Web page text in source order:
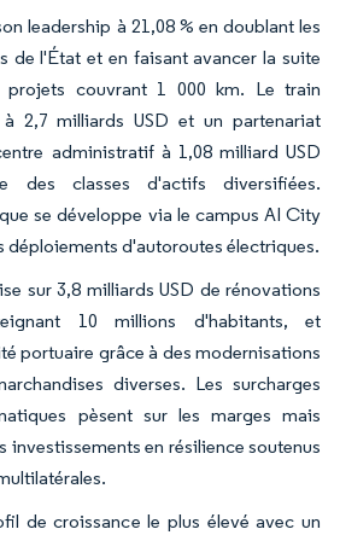
leadership à 21,08 % en doublant les
de l'État et en faisant avancer la suite
couvrant 1 000 km. Le train
2,7 milliards USD et un partenariat
administratif à 1,08 milliard USD
des classes d'actifs diversifiées.
se développe via le campus AI City
déploiements d'autoroutes électriques.
sur 3,8 milliards USD de rénovations
10 millions d'habitants, et
portuaire grâce à des modernisations
diverses. Les surcharges
pèsent sur les marges mais
investissements en résilience soutenus
de croissance le plus élevé avec un